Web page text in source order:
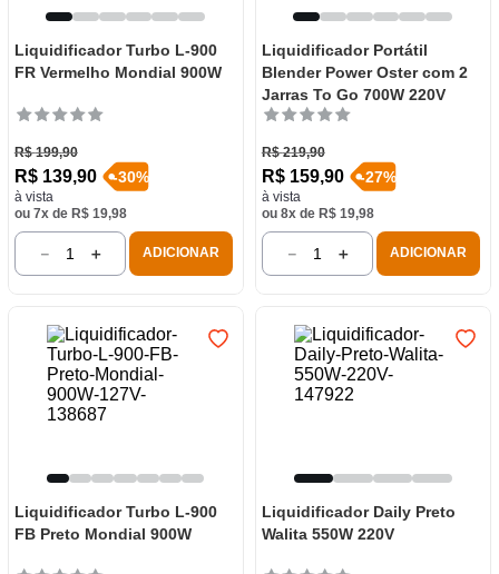
Liquidificador Turbo L-900
FR Vermelho Mondial 900W
R$ 199,90
R$ 139,90
à vista
-30%
ou 7x de R$ 19,98
＋
－ ADICIONAR
Liquidificador Portátil
Blender Power Oster com 2
Jarras To Go 700W 220V
R$ 219,90
R$ 159,90
à vista
-27%
ou 8x de R$ 19,98
＋
－ ADICIONAR
Liquidificador Turbo L-900
FB Preto Mondial 900W
Liquidificador Daily Preto
Walita 550W 220V